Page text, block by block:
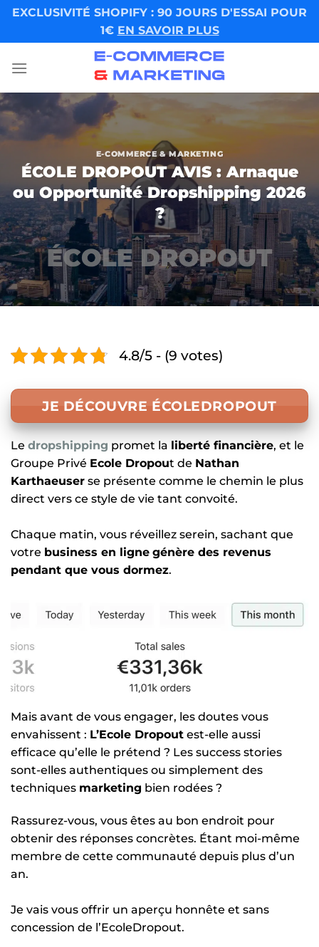
Skip
content
EXCLUSIVITÉ SHOPIFY : 90 JOURS D'ESSAI POUR
1€ EN SAVOIR PLUS
E-COMMERCE & MARKETING
ÉCOLE DROPOUT AVIS : Arnaque
ou Opportunité Dropshipping 2026
?
4.8/5 - (9 votes)
JE DÉCOUVRE ÉCOLEDROPOUT
Le dropshipping promet la liberté financière, et le
Groupe Privé Ecole Dropout de Nathan
Karthaeuser se présente comme le chemin le plus
direct vers ce style de vie tant convoité.
Chaque matin, vous réveillez serein, sachant que
votre business en ligne génère des revenus
pendant que vous dormez.
Mais avant de vous engager, les doutes vous
envahissent : L’Ecole Dropout est-elle aussi
efficace qu’elle le prétend ? Les success stories
sont-elles authentiques ou simplement des
techniques marketing bien rodées ?
Rassurez-vous, vous êtes au bon endroit pour
obtenir des réponses concrètes. Étant moi-même
membre de cette communauté depuis plus d’un
an.
Je vais vous offrir un aperçu honnête et sans
concession de l’EcoleDropout.